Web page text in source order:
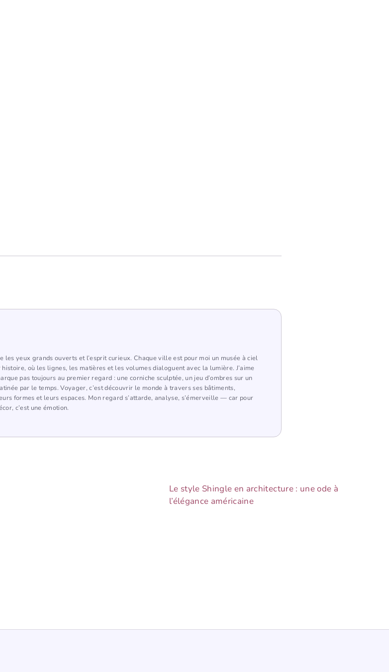
les yeux grands ouverts et l’esprit curieux. Chaque ville est pour moi un musée à ciel
où les lignes, les matières et les volumes dialoguent avec la lumière. J’aime
pas toujours au premier regard : une corniche sculptée, un jeu d’ombres sur un
par le temps. Voyager, c’est découvrir le monde à travers ses bâtiments,
formes et leurs espaces. Mon regard s’attarde, analyse, s’émerveille — car pour
c’est une émotion.
Le style Shingle en architecture : une ode à
l’élégance américaine